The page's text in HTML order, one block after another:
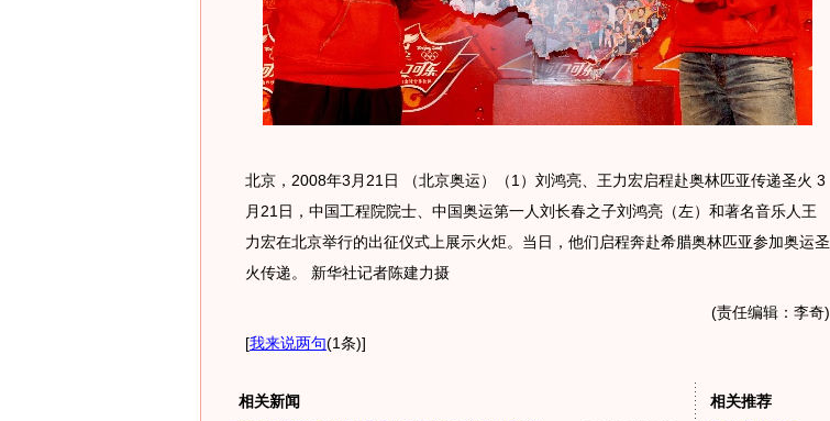
北京，2008年3月21日 （北京奥运）（1）刘鸿亮、王力宏启程赴奥林匹亚传递圣火 3
月21日，中国工程院院士、中国奥运第一人刘长春之子刘鸿亮（左）和著名音乐人王
力宏在北京举行的出征仪式上展示火炬。当日，他们启程奔赴希腊奥林匹亚参加奥运圣
火传递。 新华社记者陈建力摄
(责任编辑：李奇)
[我来说两句(1条)]
相关新闻
相关推荐